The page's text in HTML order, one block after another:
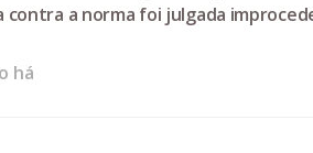
contra a norma foi julgada
há